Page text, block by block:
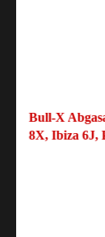
Bull-X
8X, Ibiza 6J,